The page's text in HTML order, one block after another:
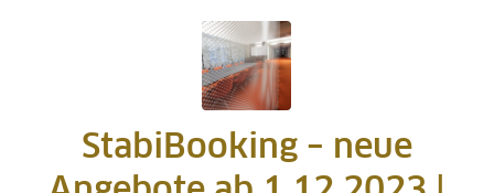
StabiBooking – neue